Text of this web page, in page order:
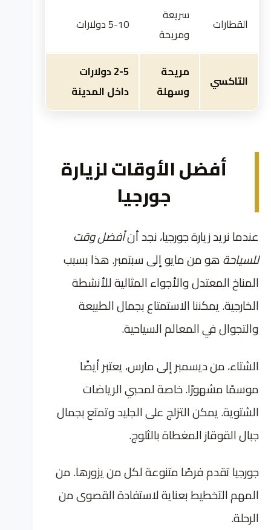
القطارات
سريعة
ومريحة
5-10 دولارات
التاكسي
مريحة
وسهلة
2-5 دولارات
داخل المدينة
أفضل الأوقات لزيارة
جورجيا
عندما نريد زيارة جورجيا، نجد أنأفضل وقت
للسياحةهو من مايو إلى سبتمبر. هذا بسبب
المناخ المعتدل والأجواء المثالية للأنشطة
الخارجية. يمكننا الاستمتاع بجمال الطبيعة
والتجوال في المعالم السياحية.
الشتاء، من ديسمبر إلى مارس، يعتبر أيضًا
موسمًا مشهورًا. خاصة لمحبي الرياضات
الشتوية. يمكن التزلج على الجليد وتمتع بجمال
جبال القوقاز المغطاة بالثلوج.
جورجيا تقدم فرصًا متنوعة لكل من يزورها. من
المهم التخطيط بعناية لاستفادة القصوى من
الرحلة.